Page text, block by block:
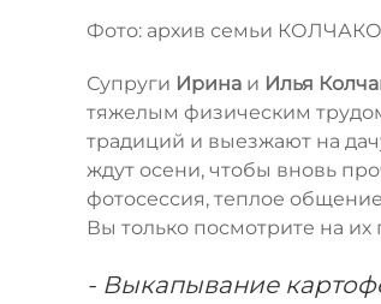
Фото: архив семьи
Супруги Ирина и Илья
тяжелым физическим
традиций и выезжают на
ждут осени, чтобы вновь
фотосессия, теплое
Вы только посмотрите на
- Выкапывание